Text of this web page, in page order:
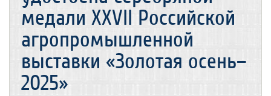
медали XXVII Российской
агропромышленной
выставки «Золотая осень–
2025»